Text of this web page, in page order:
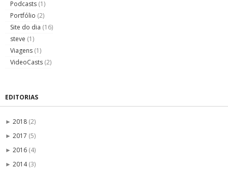
Podcasts (1)
Portfólio (2)
Site do dia (16)
steve (1)
Viagens (1)
VideoCasts (2)
EDITORIAS
► 2018 (2)
► 2017 (5)
► 2016 (4)
► 2014(3)